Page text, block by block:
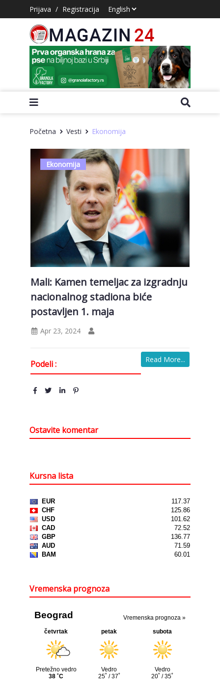
Prijava / Registracija
Početna Vesti Ekonomija
Ekonomija
Mali: Kamen temeljac za izgradnju
nacionalnog stadiona biće
postavljen 1. maja
Apr 23, 2024
Read More...
Podeli :
Ostavite komentar
Kursna lista
Vremenska prognoza